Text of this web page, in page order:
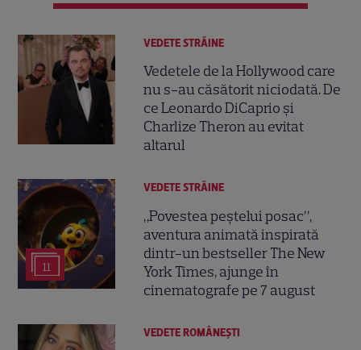
VEDETE STRĂINE
Vedetele de la Hollywood care
nu s-au căsătorit niciodată. De
ce Leonardo DiCaprio și
Charlize Theron au evitat
altarul
11
VEDETE STRĂINE
„Povestea peștelui posac”,
aventura animată inspirată
dintr-un bestseller The New
York Times, ajunge în
cinematografe pe 7 august
VEDETE ROMÂNEŞTI